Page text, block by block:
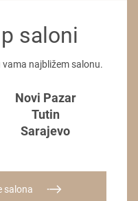
saloni
najbližem salonu.
Novi Pazar
Tutin
Sarajevo
salona